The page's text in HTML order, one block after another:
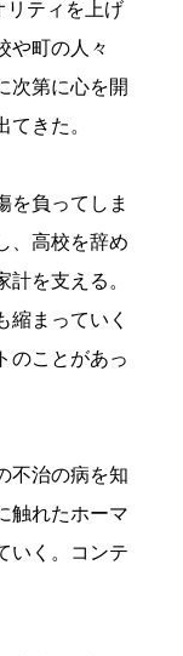
リティを上げ
や町の人々
次第に心を開
きた。
を負ってしま
、高校を辞め
を支える。
縮まっていく
のことがあっ
不治の病を知
触れたホーマ
いく。コンテ